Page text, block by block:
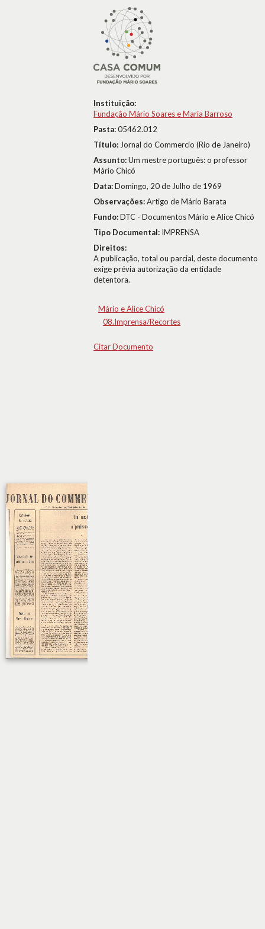
Instituição:
Fundação Mário Soares e Maria Barroso
Pasta:05462.012
Título: Jornal do Commercio (Rio de Janeiro)
Assunto:Um mestre português: o professor
Mário Chicó
Data:Domingo, 20 de Julho de 1969
Observações:Artigo de Mário Barata
Fundo:DTC - Documentos Mário e Alice Chicó
Tipo Documental: IMPRENSA
Direitos:
A publicação, total ou parcial, deste documento
exige prévia autorização da entidade
detentora.
Mário e Alice Chicó
08.Imprensa/Recortes
Citar Documento